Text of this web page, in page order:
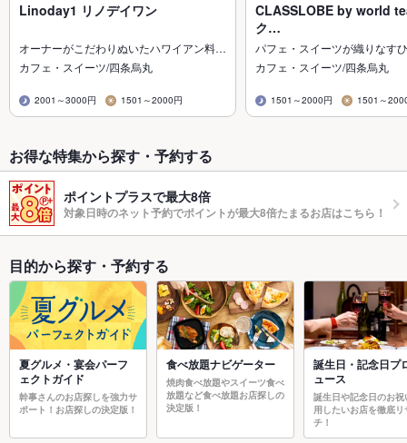
Linoday1 リノデイワン
オーナーがこだわりぬいたハワイアン料…
カフェ・スイーツ/四条烏丸
2001～3000円 1501～2000円
CLASSLOBE by world
ク…
パフェ・スイーツが織りなす
カフェ・スイーツ/四条烏丸
1501～2000円 1501～
お得な特集から探す・予約する
ポイントプラスで最大8倍
対象日時のネット予約でポイントが最大8倍たまるお店はこちら！
目的から探す・予約する
夏グルメ・宴会パーフ
ェクトガイド
幹事さんのお店探しを強力サ
ポート！お店探しの決定版！
食べ放題ナビゲーター
焼肉食べ放題やスイーツ食べ
放題など食べ放題お店探しの
決定版！
誕生日・記念日プ
ュース
誕生日や記念日のお祝
用したいお店を徹底リ
チ！